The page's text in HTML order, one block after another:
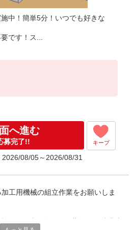
施中！簡単5分！いつでも好きな
です！ス...
（月収例21日実働残業代込）（
て等が含まれています）
へ進む
募完了!! キープ
08/05～2026/08/31
工用機械の組立作業をお願いしま